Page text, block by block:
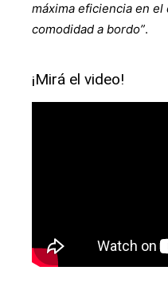
máxima eficiencia en
comodidad a bordo”.
¡Mirá el video!